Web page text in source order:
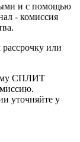
и с помощью
- комиссия
или
СПЛИТ
уточняйте у